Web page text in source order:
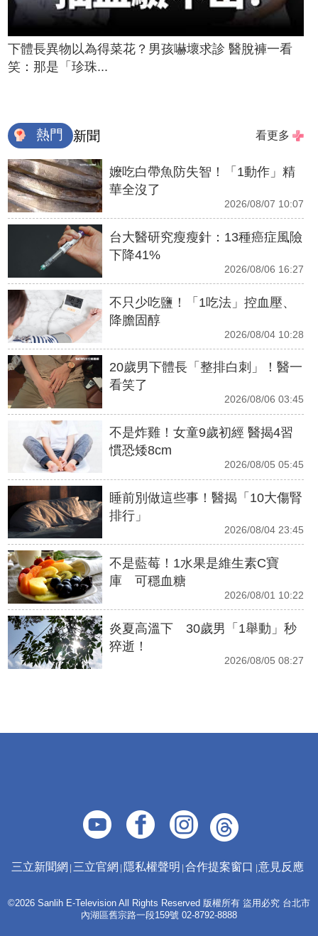
下體長異物以為得菜花？男孩嚇壞求診 醫脫褲一看
笑：那是「珍珠...
熱門 新聞 看更多
嬤吃白帶魚防失智！「1動作」精
華全沒了
2026/08/07 10:07
台大醫研究瘦瘦針：13種癌症風險
下降41%
2026/08/06 16:27
不只少吃鹽！「1吃法」控血壓、
降膽固醇
2026/08/04 10:28
20歲男下體長「整排白刺」！醫一
看笑了
2026/08/06 03:45
不是炸雞！女童9歲初經 醫揭4習
慣恐矮8cm
2026/08/05 05:45
睡前別做這些事！醫揭「10大傷腎
排行」
2026/08/04 23:45
不是藍莓！1水果是維生素C寶
庫 可穩血糖
2026/08/01 10:22
炎夏高溫下 30歲男「1舉動」秒
猝逝！
2026/08/05 08:27
三立新聞網 三立官網 隱私權聲明 合作提案窗口 意見反應
©2026 Sanlih E-Television All Rights Reserved 版權所有 盜用必究 台北市
內湖區舊宗路一段159號 02-8792-8888